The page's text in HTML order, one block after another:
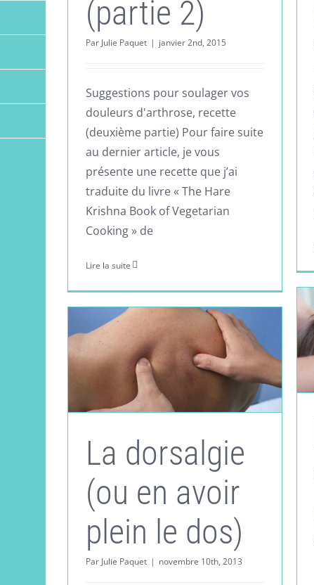
(partie 2)
Par Julie Paquet | janvier 2nd, 2015
Suggestions pour soulager vos
douleurs d'arthrose, recette
(deuxième partie) Pour faire suite
au dernier article, je vous
présente une recette que j’ai
traduite du livre « The Hare
Krishna Book of Vegetarian
Cooking » de
Lire la suite
La dorsalgie
(ou en avoir
plein le dos)
Par Julie Paquet | novembre 10th, 2013